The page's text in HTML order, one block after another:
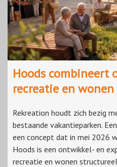
Hoods combineert
recreatie en wonen
Rekreation houdt zich bezig
bestaande vakantieparken.
een concept dat in mei 2026
Hoods is een ontwikkel- en
recreatie en wonen